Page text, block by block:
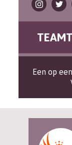
Een op